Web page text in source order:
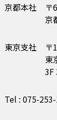
京都本社
〒
京
東京支社
〒
東
3F
Tel : 075-